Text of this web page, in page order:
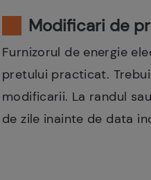
Modificari de
Furnizorul de energie
pretului practicat.
modificarii. La randul
de zile inainte de data